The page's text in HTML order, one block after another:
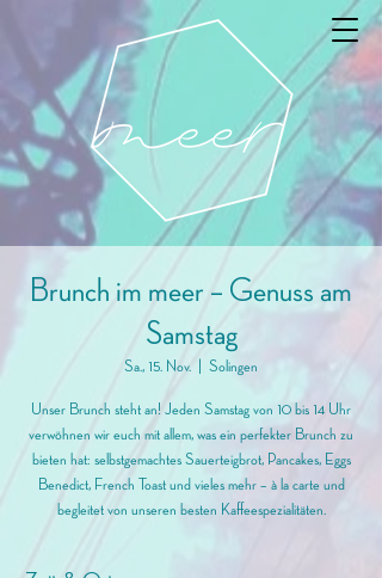
Brunch im meer – Genuss am
Samstag
Sa., 15. Nov. Solingen
Unser Brunch steht an! Jeden Samstag von 10 bis 14 Uhr
verwöhnen wir euch mit allem, was ein perfekter Brunch zu
bieten hat: selbstgemachtes Sauerteigbrot, Pancakes, Eggs
Benedict, French Toast und vieles mehr – à la carte und
begleitet von unseren besten Kaffeespezialitäten.